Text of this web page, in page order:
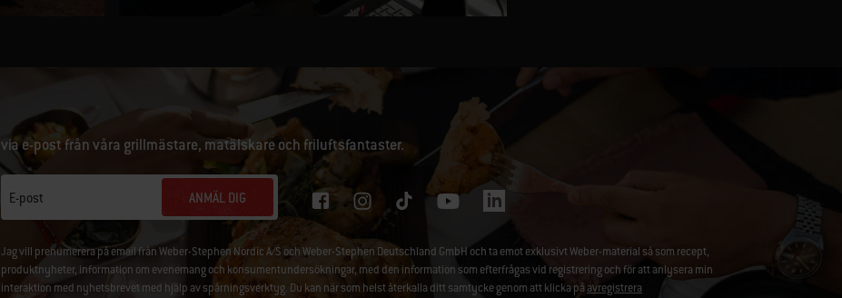
via e-post från våra grillmästare, matälskare och friluftsfantaster.
E-post ANMÄL DIG
Jag vill prenumerera på email från Weber-Stephen Nordic A/S och Weber-Stephen Deutschland GmbH och ta emot exklusivt Weber-material så som recept,
produktnyheter, information om evenemang och konsumentundersökningar, med den information som efterfrågas vid registrering och för att anlysera min
interaktion med nyhetsbrevet med hjälp av spårningsverktyg. Du kan när som helst återkalla ditt samtycke genom att klicka påavregistrera